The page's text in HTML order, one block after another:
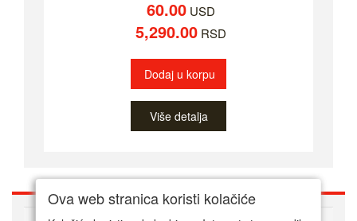
60.00USD
5,290.00RSD
Dodaj u korpu
Više detalja
Ova web stranica koristi kolačiće